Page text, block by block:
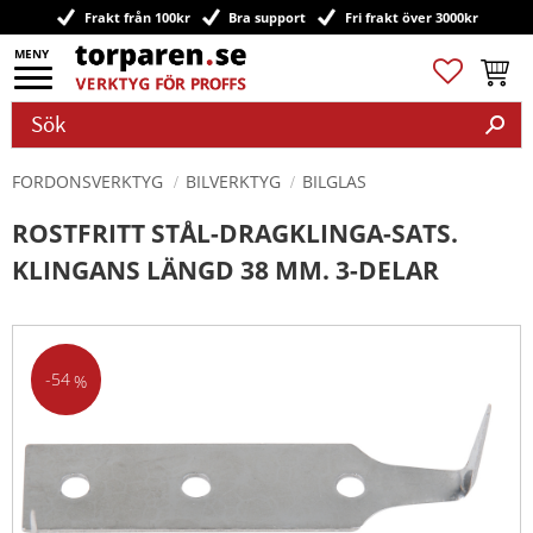
Meny
Frakt från 100kr Bra support Fri frakt över 3000kr
Favoriter
FORDONSVERKTYG BILVERKTYG BILGLAS
ROSTFRITT STÅL-DRAGKLINGA-SATS.
KLINGANS LÄNGD 38 MM. 3-DELAR
54%